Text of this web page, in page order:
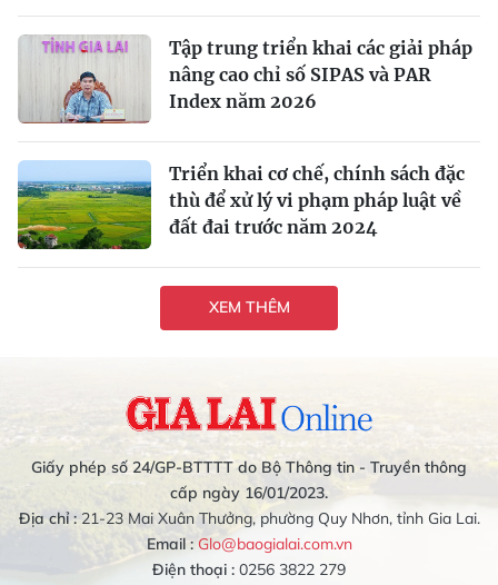
Tập trung triển khai các giải pháp
nâng cao chỉ số SIPAS và PAR
Index năm 2026
Triển khai cơ chế, chính sách đặc
thù để xử lý vi phạm pháp luật về
đất đai trước năm 2024
XEM THÊM
Giấy phép số 24/GP-BTTTT do Bộ Thông tin - Truyền thông
cấp ngày 16/01/2023.
Địa chỉ :21-23 Mai Xuân Thưởng, phường Quy Nhơn, tỉnh Gia Lai.
Email : Glo@baogialai.com.vn
Điện thoại : 0256 3822 279